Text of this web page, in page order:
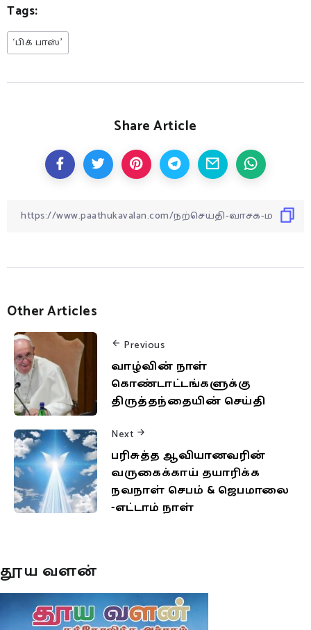
Tags:
‘பிக் பாஸ்’
Share Article
Other Articles
Previous
வாழ்வின் நாள்
கொண்டாட்டங்களுக்கு
திருத்தந்தையின் செய்தி
Next
பரிசுத்த ஆவியானவரின்
வருகைக்காய் தயாரிக்க
நவநாள் செபம் & ஜெபமாலை
-எட்டாம் நாள்
தூய வளன்